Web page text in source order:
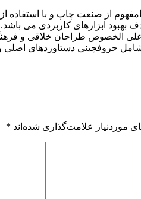
از صنعت چاپ و با
بهبود ابزارهای کاربردی می
الخصوص طراحان خلاقی و
حروفچينی دستاوردهای اصلی
موردنیاز علامت‌گذاری شده‌اند *